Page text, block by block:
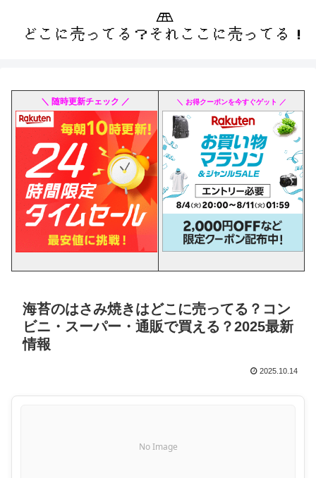
＼ 随時更新チェック ／ ＼ お得クーポンを今すぐゲット ／
海苔のはさみ焼きはどこに売ってる？コン
ビニ・スーパー・通販で買える？2025最新
情報
2025.10.14
No Image